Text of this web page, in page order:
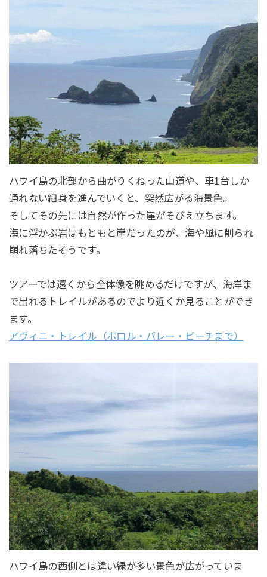
ハワイ島の北部から曲がりくねった山道や、車1台しか
通れない細身を進んでいくと、突然広がる海景色。
そしてその先には自然が作った崖がそびえ立ちます。
海に浮かぶ岩はもともと崖だったのが、海や風に削られ
崩れ落ちたそうです。
ツアーでは遠くから全体像を眺めるだけですが、海岸ま
で出れるトレイルがあるのでより近くか見ることができ
ます。
アヴィニ・トレイル（ポロル・バレー・ビーチまで）
ハワイ島の西側とは違い緑が多い景色が広がっていま